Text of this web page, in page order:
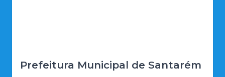
Prefeitura Municipal de Santarém